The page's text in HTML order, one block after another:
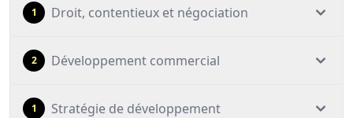
1 Droit, contentieux et négociation
2 Développement commercial
1 Stratégie de développement